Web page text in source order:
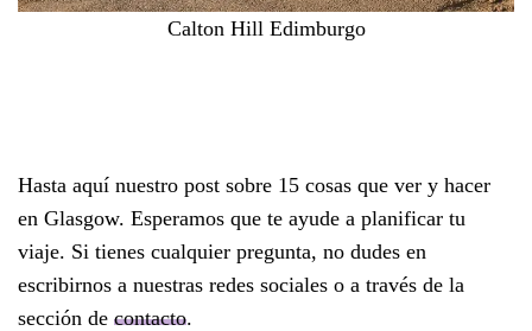
Calton Hill Edimburgo
Hasta aquí nuestro post sobre 15 cosas que ver y hacer
en Glasgow. Esperamos que te ayude a planificar tu
viaje. Si tienes cualquier pregunta, no dudes en
escribirnos a nuestras redes sociales o a través de la
sección de contacto.